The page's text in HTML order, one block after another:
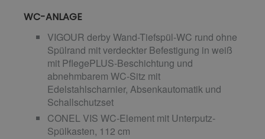
WC-ANLAGE
VIGOUR derby Wand-Tiefspül-WC rund ohne
Spülrand mit verdeckter Befestigung in weiß
mit PflegePLUS-Beschichtung und
abnehmbarem WC-Sitz mit
Edelstahlscharnier, Absenkautomatik und
Schallschutzset
CONEL VIS WC-Element mit Unterputz-
Spülkasten, 112 cm